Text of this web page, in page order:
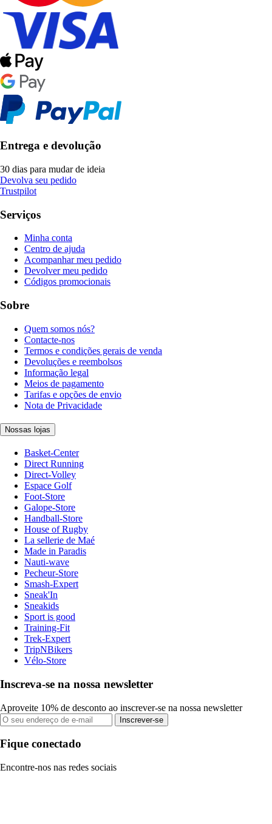
Entrega e devolução
30 dias para mudar de ideia
Devolva seu pedido
Trustpilot
Serviços
Minha conta
Centro de ajuda
Acompanhar meu pedido
Devolver meu pedido
Códigos promocionais
Sobre
Quem somos nós?
Contacte-nos
Termos e condições gerais de venda
Devoluções e reembolsos
Informação legal
Meios de pagamento
Tarifas e opções de envio
Nota de Privacidade
Nossas lojas
Basket-Center
Direct Running
Direct-Volley
Espace Golf
Foot-Store
Galope-Store
Handball-Store
House of Rugby
La sellerie de Maé
Made in Paradis
Nauti-wave
Pecheur-Store
Smash-Expert
Sneak'In
Sneakids
Sport is good
Training-Fit
Trek-Expert
TripNBikers
Vélo-Store
Inscreva-se na nossa newsletter
Aproveite 10% de desconto ao inscrever-se na nossa newsletter
Inscrever-se
Fique conectado
Encontre-nos nas redes sociais